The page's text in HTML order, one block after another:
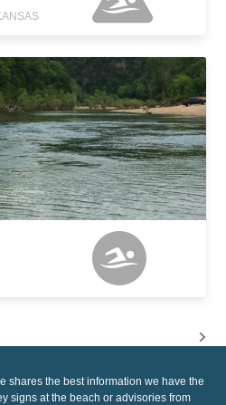
shares the best information we have the
signs at the beach or advisories from